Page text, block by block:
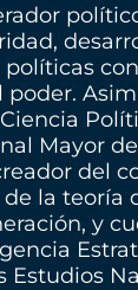
poder.
Mayor
del
de la teoría
y
Estudios